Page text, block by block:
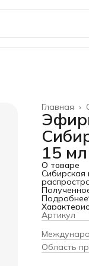
Главная ›
15 мл
О товаре
Сибирская
древесный
пихты
его основе
Сибирская
действие,
дыхание,
Подробнее
Артикул
Область